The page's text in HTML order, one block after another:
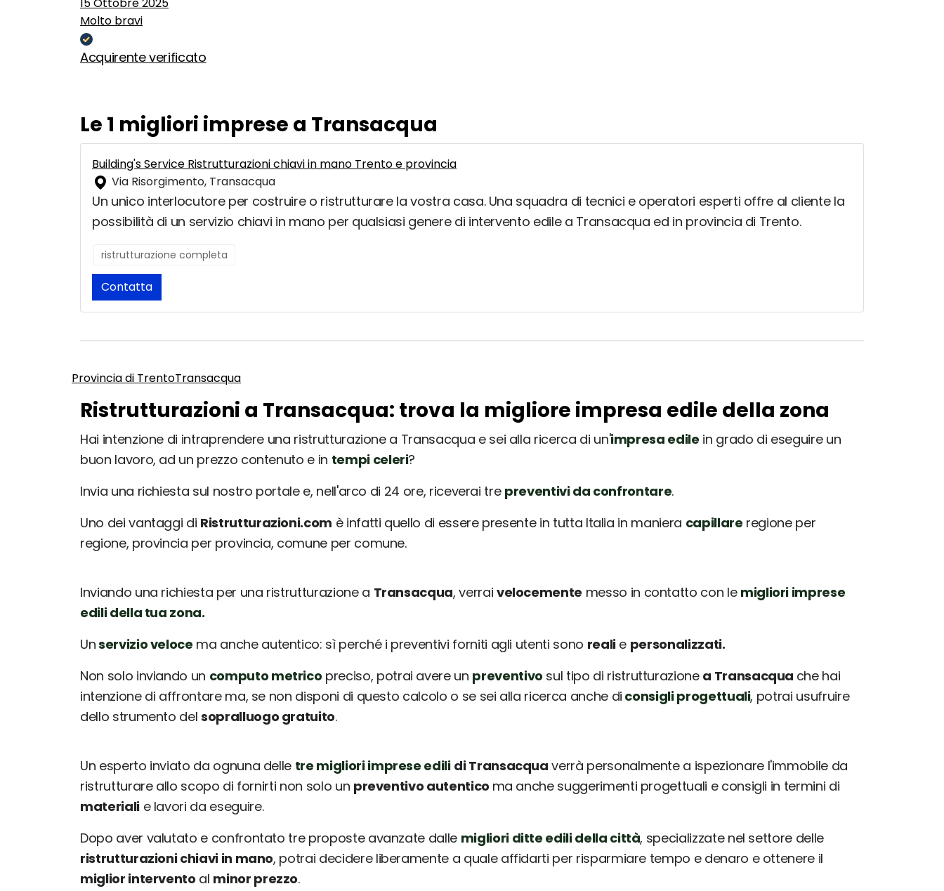
15 Ottobre 2025
Molto bravi
Acquirente verificato
Le 1 migliori imprese a Transacqua
Building's Service Ristrutturazioni chiavi in mano Trento e provincia
Via Risorgimento, Transacqua
Un unico interlocutore per costruire o ristrutturare la vostra casa. Una squadra di tecnici e operatori esperti offre al cliente la
possibilità di un servizio chiavi in mano per qualsiasi genere di intervento edile a Transacqua ed in provincia di Trento.
ristrutturazione completa
Contatta
Provincia di TrentoTransacqua
Ristrutturazioni a Transacqua: trova la migliore impresa edile della zona
Hai intenzione di intraprendere una ristrutturazione a Transacqua e sei alla ricerca di un'impresa edile in grado di eseguire un
buon lavoro, ad un prezzo contenuto e in tempi celeri?
Invia una richiesta sul nostro portale e, nell'arco di 24 ore, riceverai tre preventivi da confrontare.
Uno dei vantaggi di Ristrutturazioni.com è infatti quello di essere presente in tutta Italia in maniera capillare regione per
regione, provincia per provincia, comune per comune.
Inviando una richiesta per una ristrutturazione a Transacqua, verrai velocemente messo in contatto con le migliori imprese
edili della tua zona.
Unservizio veloce ma anche autentico: sì perché i preventivi forniti agli utenti sono realie personalizzati.
Non solo inviando un computo metrico preciso, potrai avere un preventivo sul tipo di ristrutturazione a Transacqua che hai
intenzione di affrontare ma, se non disponi di questo calcolo o se sei alla ricerca anche di consigli progettuali, potrai usufruire
dello strumento del sopralluogo gratuito.
Un esperto inviato da ognuna delle tre migliori imprese edili di Transacqua verrà personalmente a ispezionare l'immobile da
ristrutturare allo scopo di fornirti non solo un preventivo autentico ma anche suggerimenti progettuali e consigli in termini di
materialie lavori da eseguire.
Dopo aver valutato e confrontato tre proposte avanzate dalle migliori ditte edili della città, specializzate nel settore delle
ristrutturazioni chiavi in mano, potrai decidere liberamente a quale affidarti per risparmiare tempo e denaro e ottenere il
miglior intervento al minor prezzo.